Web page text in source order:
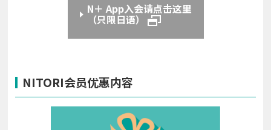
N＋ App入会请点击这里
（只限日语）
NITORI会员优惠内容